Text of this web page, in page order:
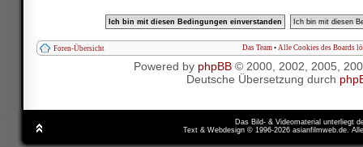
Foren-Übersicht Das Team • Alle Cookies des Boards
Powered by phpBB© 2000, 2002, 2005,
Deutsche Übersetzung durch
Das Bild- & Videomaterial unterliegt
Text & Webdesign © 1996-2026 asianfilmweb.de.